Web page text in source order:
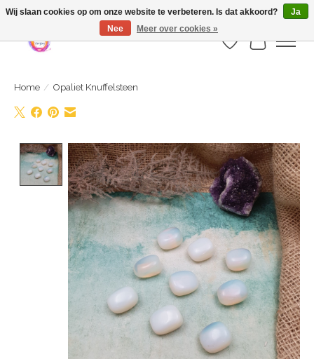
Webshop is geopend maar nog onder constructie | let op: Verzenden vanaf 29
juli
Verlanglijst
Home / Opaliet Knuffelsteen
Product image slideshow Items
Wij slaan cookies op om onze website te verbeteren. Is dat akkoord?
Ja
Nee
Meer over cookies »